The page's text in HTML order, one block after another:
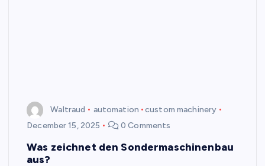
Waltraud automation
custom machinery
December 15, 2025
0 Comments
Was zeichnet den Sondermaschinenbau
aus?